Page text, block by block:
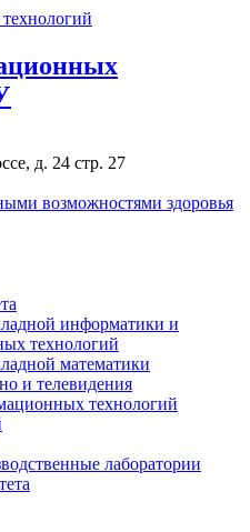
д. 24 стр. 27
возможностями здоровья
информатики и
технологий
математики
и телевидения
технологий
лаборатории